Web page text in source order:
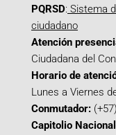
PQRSD: Sistema
ciudadano
Atención
Ciudadana del
Horario de
Lunes a Viernes
Conmutador:
Capitolio